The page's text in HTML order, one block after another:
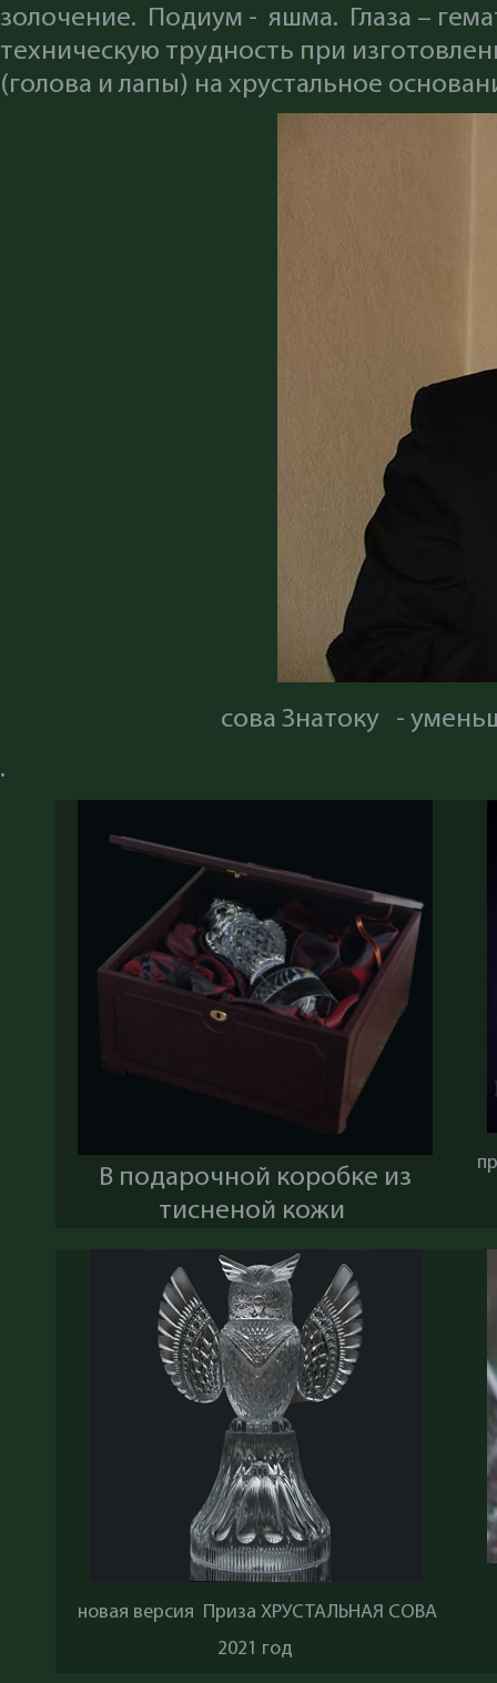
золочение. Подиум - яшма. Глаза –
техническую трудность при
(голова и лапы) на хрустальное
сова Знатоку -
.
В подарочной коробке из
тисненой кожи
новая версия Приза ХРУСТАЛЬНАЯ СОВА
2021 год